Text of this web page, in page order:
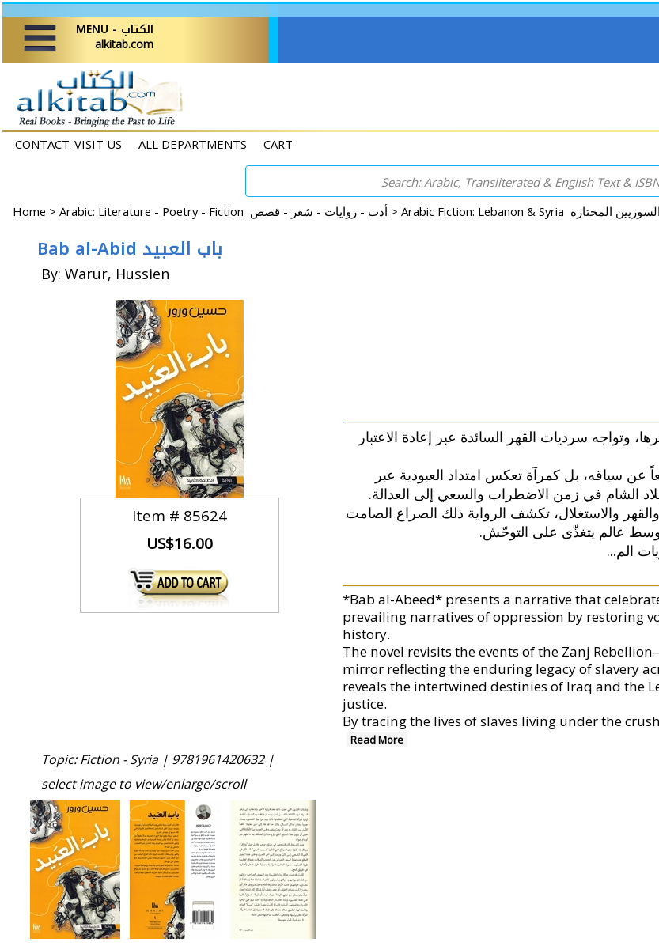
MENU - الكتاب
alkitab.com
CONTACT-VISIT US ALL DEPARTMENTS CART
Home > Arabic: Literature - Poetry - Fiction أدب - روايات - شعر - قصص >
Bab al-Abid باب العبيد
By: Warur, Hussien
Item # 85624
US$16.00
وتواجه سرديات القهر السائدة عبر إعادة الاعتبار
عن سياقه، بل كمرآة تعكس امتداد العبودية عبر
الشام في زمن الاضطراب والسعي إلى العدالة.
والاستغلال، تكشف الرواية ذلك الصراع الصامت
وسط عالم يتغذّى على التوحّش.
الم...
*Bab al-Abeed* presents a narrative that
prevailing narratives of oppression by restoring
history.
The novel revisits the events of the Zanj
mirror reflecting the enduring legacy of slavery
reveals the intertwined destinies of Iraq and the
justice.
By tracing the lives of slaves living under the
Read More
Topic: Fiction - Syria | 9781961420632 |
select image to view/enlarge/scroll